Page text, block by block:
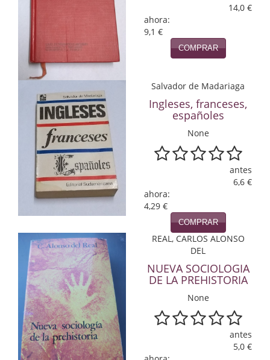
historia
Infantil y juvenil
Infantil y juvenil. Nuevo!!
Infantil y juvenil. Nuevo!!!
Informática
Literatura fantástica
Literatura hispanoamericana
Matemáticas
Medicina
Música
Naturaleza
Novela Extranjera
14,0 €
ahora:
9,1 €
COMPRAR
Salvador de Madariaga
Ingleses, franceses,
españoles
None
antes
6,6 €
ahora:
4,29 €
COMPRAR
REAL, CARLOS ALONSO
DEL
NUEVA SOCIOLOGIA
DE LA PREHISTORIA
None
antes
5,0 €